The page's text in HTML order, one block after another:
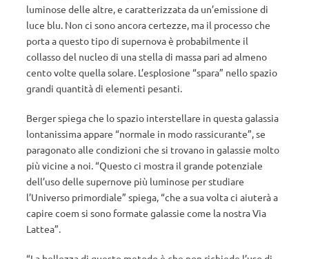
luminose delle altre, e caratterizzata da un’emissione di
luce blu. Non ci sono ancora certezze, ma il processo che
porta a questo tipo di supernova è probabilmente il
collasso del nucleo di una stella di massa pari ad almeno
cento volte quella solare. L’esplosione “spara” nello spazio
grandi quantità di elementi pesanti.
Berger spiega che lo spazio interstellare in questa galassia
lontanissima appare “normale in modo rassicurante”, se
paragonato alle condizioni che si trovano in galassie molto
più vicine a noi. “Questo ci mostra il grande potenziale
dell’uso delle supernove più luminose per studiare
l’Universo primordiale” spiega, “che a sua volta ci aiuterà a
capire coem si sono formate galassie come la nostra Via
Lattea”.